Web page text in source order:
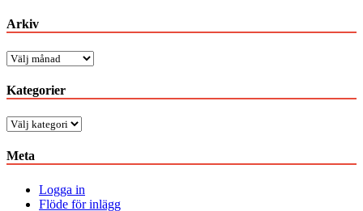
Arkiv
Arkiv
Kategorier
Kategorier
Meta
Logga in
Flöde för inlägg